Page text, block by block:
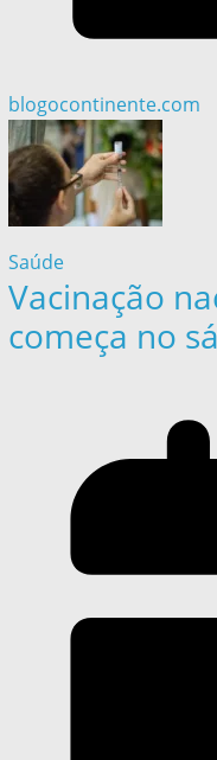
blogocontinente.com
Saúde
Vacinação
começa no